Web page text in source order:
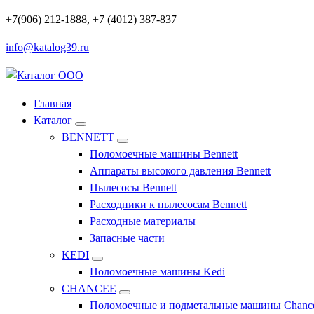
Перейти
содержимому
+7(906) 212-1888, +7 (4012) 387-837
info@katalog39.ru
Профессиональное оборудование и инструменты
Главная
Каталог
BENNETT
Поломоечные машины Bennett
Аппараты высокого давления Bennett
Пылесосы Bennett
Расходники к пылесосам Bennett
Расходные материалы
Запасные части
KEDI
Поломоечные машины Kedi
CHANCEE
Поломоечные и подметальные машины